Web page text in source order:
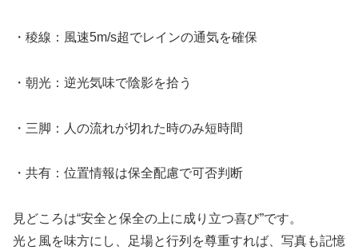
・稜線：風速5m/s超でレインの通気を確保
・朝光：逆光気味で陰影を拾う
・三脚：人の流れが切れた時のみ短時間
・共有：位置情報は保全配慮で可否判断
見どころは“安全と保全の上に成り立つ喜び”です。
光と風を味方にし、足場と行列を尊重すれば、写真も記憶